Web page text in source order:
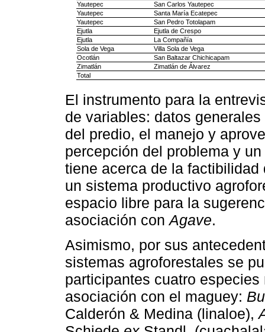
Yautepec
San Carlos Yautepec
Yautepec
Santa María Ecatepec
Yautepec
San Pedro Totolapam
Ejutla
Ejutla de Crespo
Ejutla
La Compañía
Sola de Vega
Villa Sola de Vega
Ocotlán
San Baltazar Chichicapam
Zimatlán
Zimatlán de Álvarez
Total
El instrumento para la
de variables: datos
del predio, el manejo y
percepción del problema y
tiene acerca de la
un sistema productivo
espacio libre para la
asociación conAgave.
Asimismo, por sus
sistemas agroforestales se
participantes cuatro
asociación con el maguey:
Calderón & Medina (linaloe),